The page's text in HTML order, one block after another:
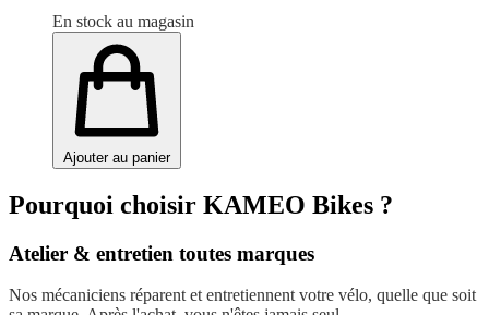
En stock au magasin
Ajouter au panier
Pourquoi choisir KAMEO Bikes ?
Atelier & entretien toutes marques
Nos mécaniciens réparent et entretiennent votre vélo, quelle que soit